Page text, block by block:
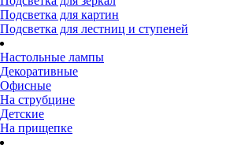
Подсветка для картин
Подсветка для лестниц и ступеней
Настольные лампы
Декоративные
Офисные
На струбцине
Детские
На прищепке